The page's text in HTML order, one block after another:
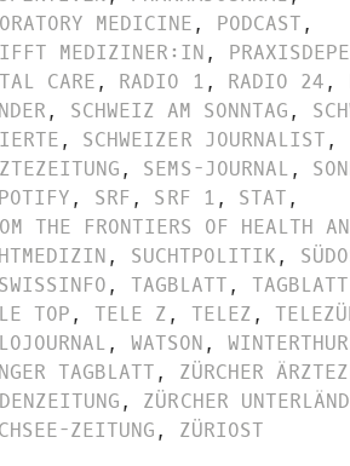
MEDICINE, PODCAST,
MEDIZINER:IN,
CARE, RADIO 1, RADIO 24,
, SCHWEIZ AM SONNTAG,
, SCHWEIZER JOURNALIST,
, SEMS-JOURNAL,
, SRF, SRF 1, STAT,
THE FRONTIERS OF HEALTH
, SUCHTPOLITIK,
SWISSINFO, TAGBLATT,
TOP, TELE Z, TELEZ,
, WATSON,
TAGBLATT, ZÜRCHER
, ZÜRCHER
ZEITUNG, ZÜRIOST